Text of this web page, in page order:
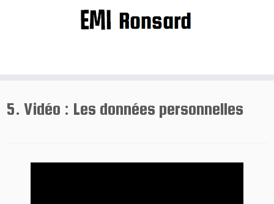
5. Vidéo : Les données personnelles